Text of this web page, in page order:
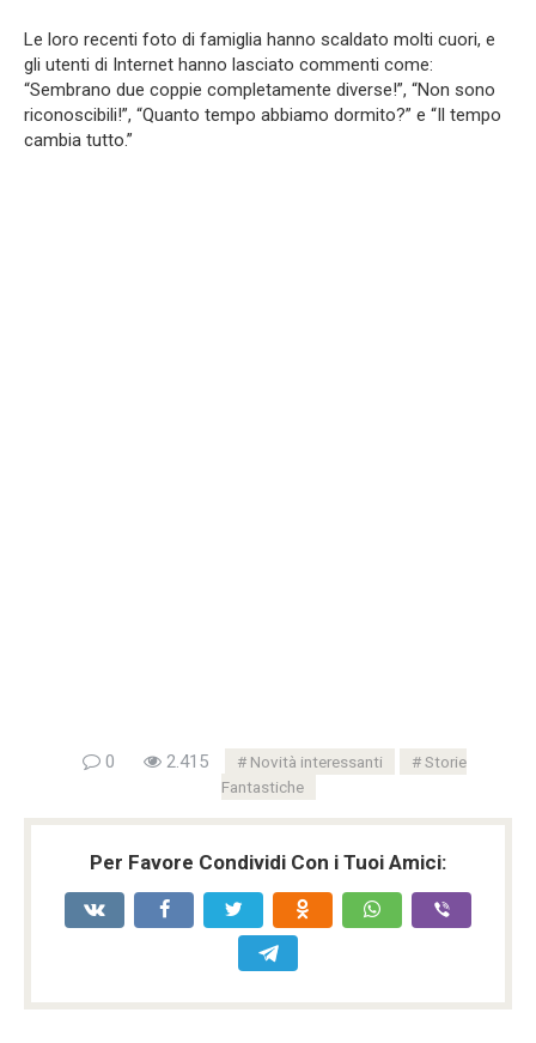
Le loro recenti foto di famiglia hanno scaldato molti cuori, e
gli utenti di Internet hanno lasciato commenti come:
“Sembrano due coppie completamente diverse!”, “Non sono
riconoscibili!”, “Quanto tempo abbiamo dormito?” e “Il tempo
cambia tutto.”
0 2.415 Novità interessanti
Storie
Fantastiche
Per Favore Condividi Con i Tuoi Amici: